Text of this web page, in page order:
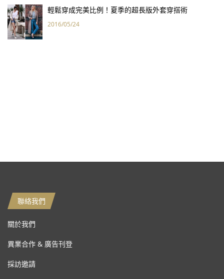
輕鬆穿成完美比例！夏季的超長版外套穿搭術
2016/05/24
聯絡我們
關於我們
異業合作 & 廣告刊登
採訪邀請